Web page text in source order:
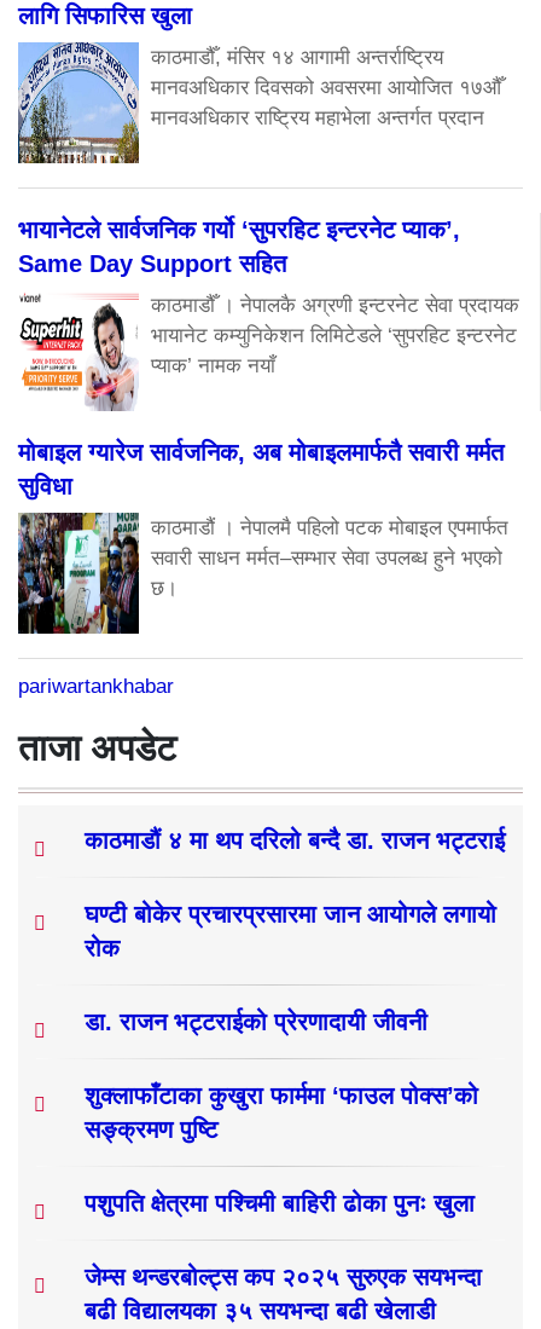
लागि सिफारिस खुला
काठमाडौँ, मंसिर १४ आगामी अन्तर्राष्ट्रिय
मानवअधिकार दिवसको अवसरमा आयोजित १७औँ
मानवअधिकार राष्ट्रिय महाभेला अन्तर्गत प्रदान
भायानेटले सार्वजनिक गर्यो ‘सुपरहिट इन्टरनेट प्याक’,
Same Day Support सहित
काठमाडौँ । नेपालकै अग्रणी इन्टरनेट सेवा प्रदायक
भायानेट कम्युनिकेशन लिमिटेडले ‘सुपरहिट इन्टरनेट
प्याक’ नामक नयाँ
मोबाइल ग्यारेज सार्वजनिक, अब मोबाइलमार्फतै सवारी मर्मत
सुविधा
काठमाडौं । नेपालमै पहिलो पटक मोबाइल एपमार्फत
सवारी साधन मर्मत–सम्भार सेवा उपलब्ध हुने भएको
छ।
pariwartankhabar
ताजा अपडेट
काठमाडौं ४ मा थप दरिलो बन्दै डा. राजन भट्टराई
घण्टी बोकेर प्रचारप्रसारमा जान आयोगले लगायो
रोक
डा. राजन भट्टराईको प्रेरणादायी जीवनी
शुक्लाफाँटाका कुखुरा फार्ममा ‘फाउल पोक्स’को
सङ्क्रमण पुष्टि
पशुपति क्षेत्रमा पश्चिमी बाहिरी ढोका पुनः खुला
जेम्स थन्डरबोल्ट्स कप २०२५ सुरुएक सयभन्दा
बढी विद्यालयका ३५ सयभन्दा बढी खेलाडी